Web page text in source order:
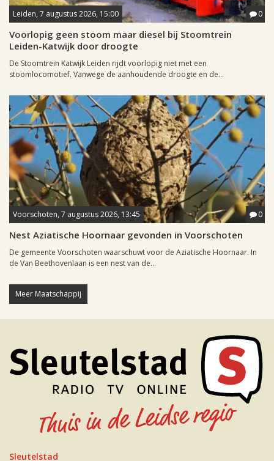
Leiden, 7 augustus 2026, 15:00 0
Voorlopig geen stoom maar diesel bij Stoomtrein
Leiden-Katwijk door droogte
De Stoomtrein Katwijk Leiden rijdt voorlopig niet met een
stoomlocomotief. Vanwege de aanhoudende droogte en de...
Voorschoten, 7 augustus 2026, 13:45 0
Nest Aziatische Hoornaar gevonden in Voorschoten
De gemeente Voorschoten waarschuwt voor de Aziatische Hoornaar. In
de Van Beethovenlaan is een nest van de...
Meer Maatschappij
Sleutelstad